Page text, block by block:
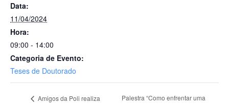
Data:
11/04/2024
Hora:
09:00 - 14:00
Categoria de Evento:
Teses de Doutorado
Amigos da Poli realiza
Palestra “Como enfrentar uma